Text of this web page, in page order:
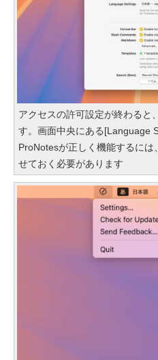
アクセスの許可設定が終わると
す。画面中央にある[Language
ProNotesが正しく機能するに
せておく必要があります